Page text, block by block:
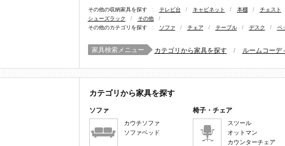
その他の収納家具を探す : テレビ台 / キャビネット / 本棚 / チェスト
シューズラック
/ その他
/
その他のカテゴリを探す
: ソファ / チェア / テーブル / デスク / ベ
家具検索メニュー カテゴリから家具を探す / ルームコーデ
カテゴリから家具を探す
ソファ
カウチソファ
ソファベッド
椅子・チェア
スツール
オットマン
カウンターチェア